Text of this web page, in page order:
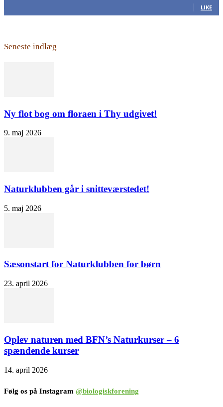
LIKE
Seneste indlæg
Ny flot bog om floraen i Thy udgivet!
9. maj 2026
Naturklubben går i snitteværstedet!
5. maj 2026
Sæsonstart for Naturklubben for børn
23. april 2026
Oplev naturen med BFN’s Naturkurser – 6
spændende kurser
14. april 2026
Følg os på Instagram @biologiskforening